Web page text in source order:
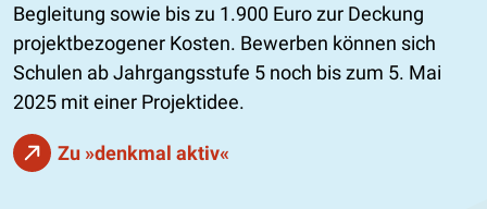
Begleitung sowie bis zu 1.900 Euro zur Deckung
projektbezogener Kosten. Bewerben können sich
Schulen ab Jahrgangsstufe 5 noch bis zum 5. Mai
2025 mit einer Projektidee.
Zu »denkmal aktiv«